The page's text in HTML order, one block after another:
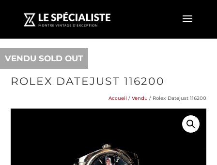
VENDU SOLD OUT
ROLEX DATEJUST 116200
Accueil / Vendu / Rolex Datejust 116200